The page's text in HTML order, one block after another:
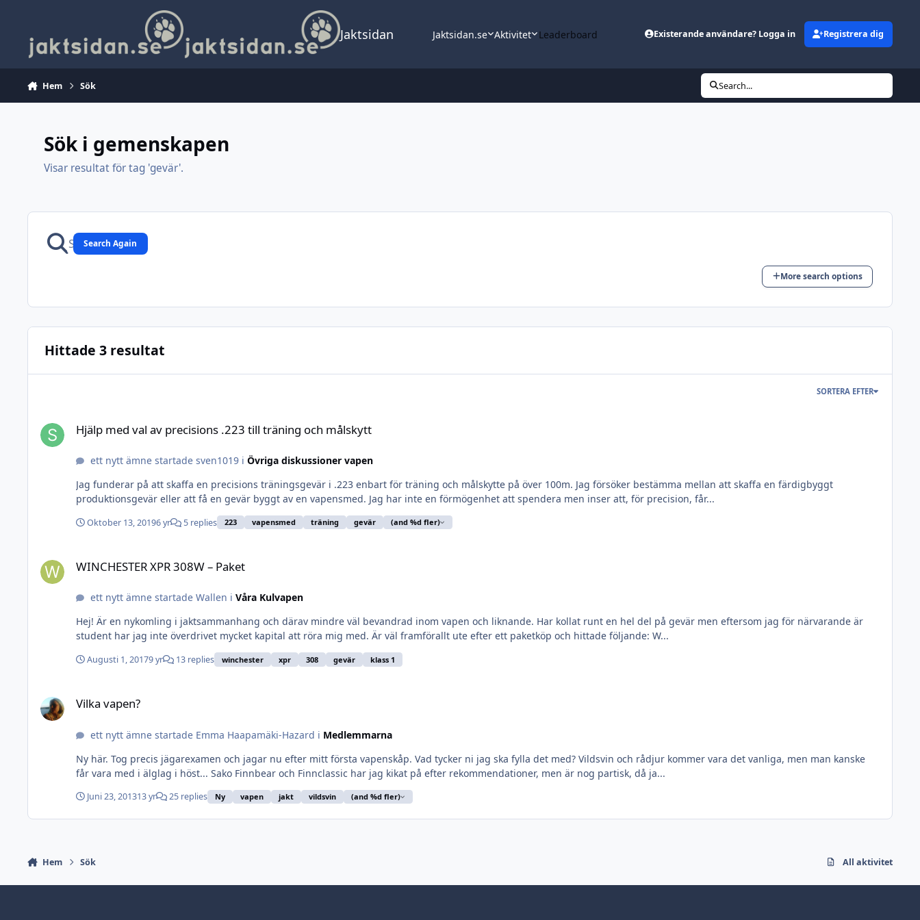
Jaktsidan Jaktsidan.se Aktivitet Leaderboard Existerande användare? Logga in Registrera dig
Hem Sök Search...
Sök i gemenskapen
Visar resultat för tag 'gevär'.
Search Again
More search options
Hittade 3 resultat
SORTERA EFTER
Hjälp med val av precisions .223 till träning och målskytt
ett nytt ämne startade sven1019 i Övriga diskussioner vapen
Jag funderar på att skaffa en precisions träningsgevär i .223 enbart för träning och målskytte på över 100m. Jag försöker bestämma mellan att skaffa en färdigbyggt
produktionsgevär eller att få en gevär byggt av en vapensmed. Jag har inte en förmögenhet att spendera men inser att, för precision, får...
Oktober 13, 20196 yr 5 replies 223 vapensmed träning gevär (and %d fler)
WINCHESTER XPR 308W – Paket
ett nytt ämne startade Wallen i Våra Kulvapen
Hej! Är en nykomling i jaktsammanhang och därav mindre väl bevandrad inom vapen och liknande. Har kollat runt en hel del på gevär men eftersom jag för närvarande är
student har jag inte överdrivet mycket kapital att röra mig med. Är väl framförallt ute efter ett paketköp och hittade följande: W...
Augusti 1, 20179 yr 13 replies winchester xpr 308 gevär klass 1
Vilka vapen?
ett nytt ämne startade Emma Haapamäki-Hazard i Medlemmarna
Ny här. Tog precis jägarexamen och jagar nu efter mitt första vapenskåp. Vad tycker ni jag ska fylla det med? Vildsvin och rådjur kommer vara det vanliga, men man kanske
får vara med i älglag i höst... Sako Finnbear och Finnclassic har jag kikat på efter rekommendationer, men är nog partisk, då ja...
Juni 23, 201313 yr 25 replies Ny vapen jakt vildsvin (and %d fler)
Hem Sök All aktivitet